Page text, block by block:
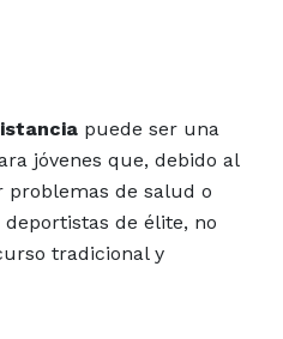
puede ser una
jóvenes que, debido al
problemas de salud o
de élite, no
tradicional y